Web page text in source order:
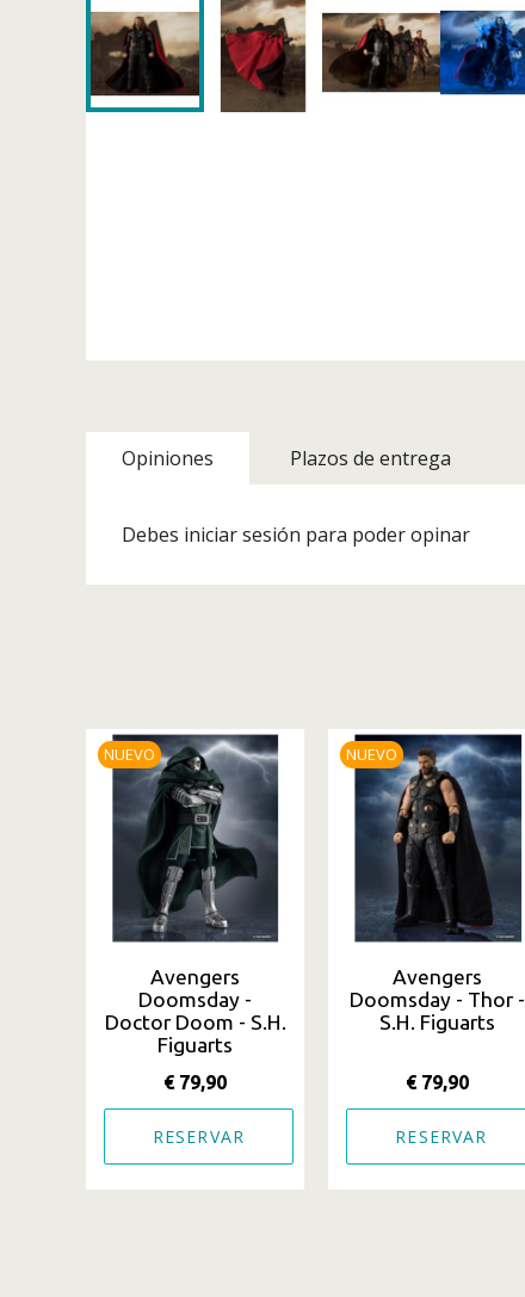
Opiniones Plazos de entrega
Debes iniciar sesión para poder opinar
NUEVO
Avengers
Doomsday -
Doctor Doom - S.H.
Figuarts
€ 79,90
RESERVAR
NUEVO
Avengers
Doomsday - Thor -
S.H. Figuarts
€ 79,90
RESERVAR